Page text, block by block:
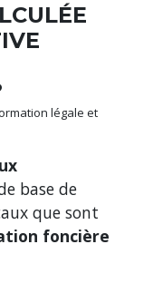
légale et
base de
que sont
foncière